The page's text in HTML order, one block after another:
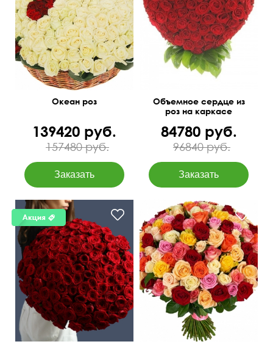
Гигантская корзина из 301
розы, аспидистра, оазис
Океан роз
139420 руб.
157480 руб.
60 см 65 см
Объемное сердце из
роз на каркасе
84780 руб.
96840 руб.
50 см 70 см 50 см 70 см